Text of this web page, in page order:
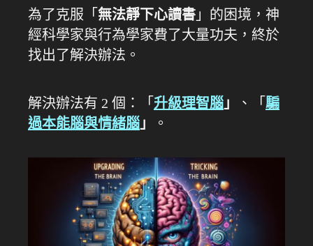
為了克服「 無法靜下心讀書 」的困境，神
經科學家與行為學家費了大量功夫，終於
找出了解決辦法。
解決辦法有 2 個：「 升級理智腦 」 、「 騙
過本能腦與情緒腦 」 。